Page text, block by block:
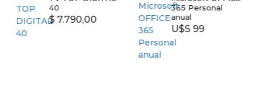
40
$ 7.790,00
365 Personal
anual
U$S 99